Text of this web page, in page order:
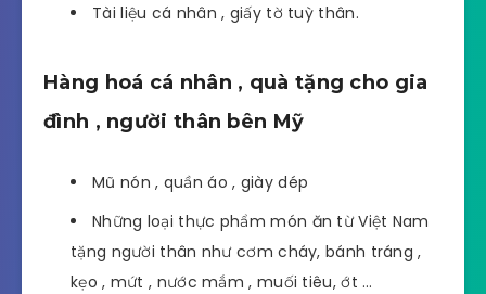
Tài liệu cá nhân , giấy tờ tuỳ thân.
Hàng hoá cá nhân , quà tặng cho gia
đình , người thân bên Mỹ
Mũ nón , quần áo , giày dép
Những loại thực phẩm món ăn từ Việt Nam
tặng người thân như cơm cháy, bánh tráng ,
kẹo , mứt , nước mắm , muối tiêu, ớt …